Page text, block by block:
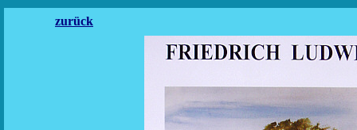
zurück